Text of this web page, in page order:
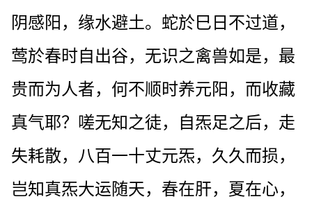
阴感阳，缘水避土。蛇於巳日不过道，
莺於春时自出谷，无识之禽兽如是，最
贵而为人者，何不顺时养元阳，而收藏
真气耶？嗟无知之徒，自炁足之后，走
失耗散，八百一十丈元炁，久久而损，
岂知真炁大运随天，春在肝，夏在心，